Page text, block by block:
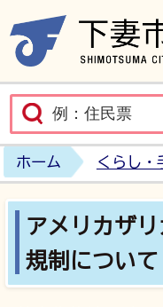
ホーム くらし・
アメリカザ
規制について